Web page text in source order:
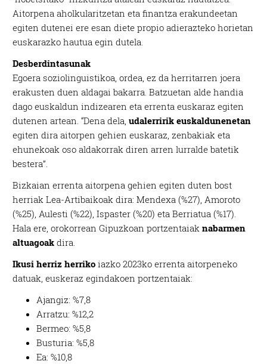
Aitorpena aholkularitzetan eta finantza erakundeetan
egiten dutenei ere esan diete propio adierazteko horietan
euskarazko hautua egin dutela.
Desberdintasunak
Egoera soziolinguistikoa, ordea, ez da herritarren joera
erakusten duen aldagai bakarra. Batzuetan alde handia
dago euskaldun indizearen eta errenta euskaraz egiten
dutenen artean. “Dena dela,udalerririk euskaldunenetan
egiten dira aitorpen gehien euskaraz, zenbakiak eta
ehunekoak oso aldakorrak diren arren lurralde batetik
bestera”.
Bizkaian errenta aitorpena gehien egiten duten bost
herriak Lea-Artibaikoak dira: Mendexa (%27), Amoroto
(%25), Aulesti (%22), Ispaster (%20) eta Berriatua (%17).
Hala ere, orokorrean Gipuzkoan portzentaiaknabarmen
altuagoak dira.
Ikusi herriz herriko iazko 2023ko errenta aitorpeneko
datuak, euskeraz egindakoen portzentaiak:
Ajangiz: %7,8
Arratzu: %12,2
Bermeo: %5,8
Busturia: %5,8
Ea: %10,8